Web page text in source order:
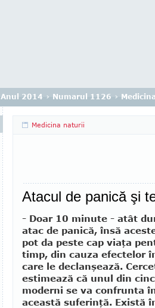
Anul 2014 › Numarul 1126 ›
Medicina naturii
Atacul de panică şi
- Doar 10 minute - atât
atac de panică, însă
pot da peste cap viaţa
timp, din cauza efectelor
care le declanşează.
estimează că unul din
moderni se va confrunta
această suferinţă. Există